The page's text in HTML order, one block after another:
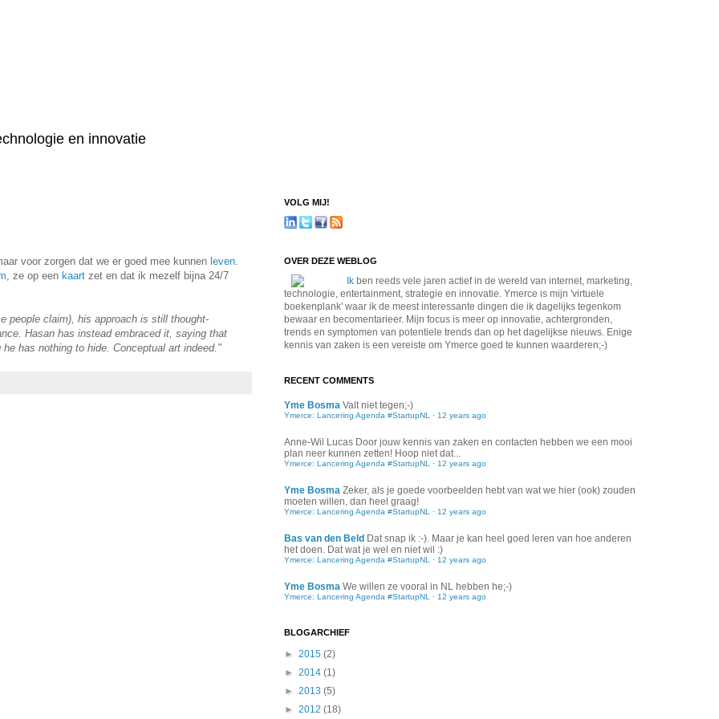
en innovatie
voor zorgen dat we er goed mee kunnen leven
, ze op een kaart zet en dat ik mezelf bijna 24/7
people claim), his approach is still thought-
Hasan has instead embraced it, saying that
has nothing to hide. Conceptual art indeed."
VOLG MIJ!
OVER DEZE WEBLOG
Ik ben reeds vele jaren actief in de wereld van internet, marketing,
technologie, entertainment, strategie en innovatie. Ymerce is mijn 'virtuele
boekenplank' waar ik de meest interessante dingen die ik dagelijks tegenkom
bewaar en becomentarieer. Mijn focus is meer op innovatie, achtergronden,
trends en symptomen van potentiele trends dan op het dagelijkse nieuws. Enige
kennis van zaken is een vereiste om Ymerce goed te kunnen waarderen;-)
RECENT COMMENTS
Yme Bosma Valt niet tegen;-)
Ymerce: Lancering Agenda #StartupNL · 12 years ago
Anne-Wil Lucas Door jouw kennis van zaken en contacten hebben we een mooi
plan neer kunnen zetten! Hoop niet dat...
Ymerce: Lancering Agenda #StartupNL · 12 years ago
Yme Bosma Zeker, als je goede voorbeelden hebt van wat we hier (ook) zouden
moeten willen, dan heel graag!
Ymerce: Lancering Agenda #StartupNL · 12 years ago
Bas van den Beld Dat snap ik :-). Maar je kan heel goed leren van hoe anderen
het doen. Dat wat je wel en niet wil :)
Ymerce: Lancering Agenda #StartupNL · 12 years ago
Yme Bosma We willen ze vooral in NL hebben he;-)
Ymerce: Lancering Agenda #StartupNL · 12 years ago
BLOGARCHIEF
► 2015 (2)
► 2014 (1)
► 2013 (5)
► 2012 (18)